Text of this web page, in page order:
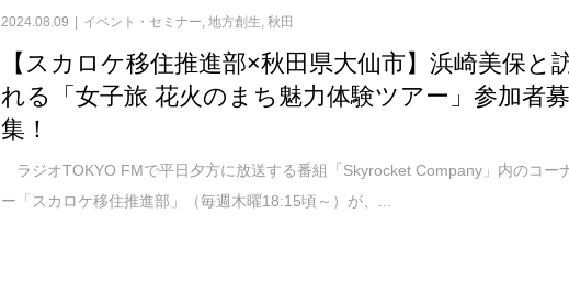
2024.08.09 イベント・セミナー,地方創生,秋田
【スカロケ移住推進部×秋田県大仙市】浜崎美保と
れる「女子旅 花火のまち魅力体験ツアー」参加者
集！
ラジオTOKYO FMで平日夕方に放送する番組「Skyrocket Company」内のコー
ー「スカロケ移住推進部」（毎週木曜18:15頃～）が、...